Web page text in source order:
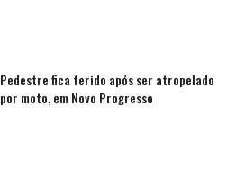
Pedestre fica ferido após ser atropelado
por moto, em Novo Progresso